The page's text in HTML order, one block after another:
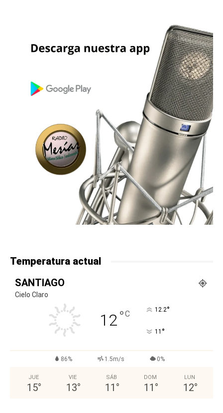
Temperatura actual
SANTIAGO
Cielo Claro
12°C 12.2°
11 °
86% 1.5m/s 0%
JUE
15°
VIE
13°
SÁB
11 °
DOM
11 °
LUN
12°